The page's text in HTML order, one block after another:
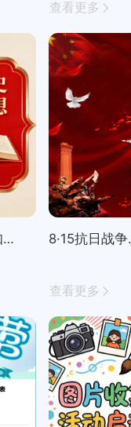
查看更多
建党节党史知识精选100题 8·15
查看更多